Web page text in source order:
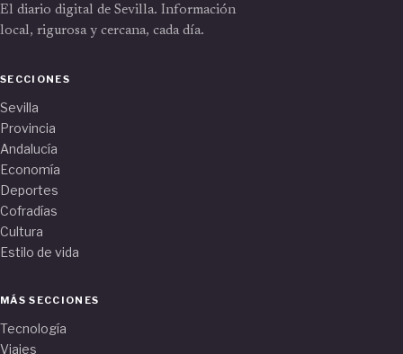
El diario digital de Sevilla. Información
local, rigurosa y cercana, cada día.
SECCIONES
Sevilla
Provincia
Andalucía
Economía
Deportes
Cofradías
Cultura
Estilo de vida
MÁS SECCIONES
Tecnología
Viajes